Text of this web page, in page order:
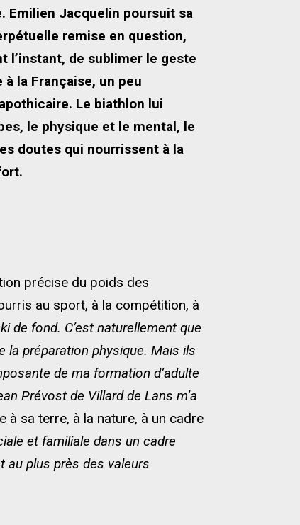
Emilien Jacquelin poursuit sa
remise en question,
l’instant, de sublimer le geste
la Française, un peu
Le biathlon lui
le physique et le mental, le
doutes qui nourrissent à la
précise du poids des
au sport, à la compétition, à
de fond. C’est naturellement que
la préparation physique. Mais ils
de ma formation d’adulte
Prévost de Villard de Lans m’a
à sa terre, à la nature, à un cadre
et familiale dans un cadre
au plus près des valeurs